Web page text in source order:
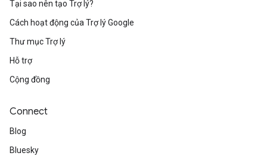
Tại sao nên tạo Trợ lý?
Cách hoạt động của Trợ lý Google
Thư mục Trợ lý
Hỗ trợ
Cộng đồng
Connect
Blog
Bluesky